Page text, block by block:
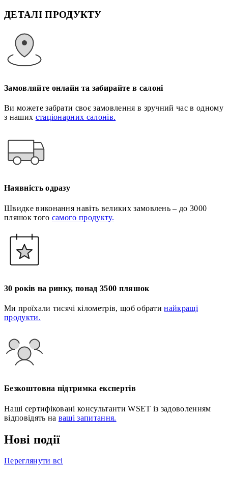
ДЕТАЛІ ПРОДУКТУ
Замовляйте онлайн та забирайте в салоні
Ви можете забрати своє замовлення в зручний час в одному
з наших стаціонарних салонів.
Наявність одразу
Швидке виконання навіть великих замовлень – до 3000
пляшок того самого продукту.
30 років на ринку, понад 3500 пляшок
Ми проїхали тисячі кілометрів, щоб обратинайкращі
продукти.
Безкоштовна підтримка експертів
Наші сертифіковані консультанти WSET із задоволенням
відповідять на ваші запитання.
Нові події
Переглянути всі